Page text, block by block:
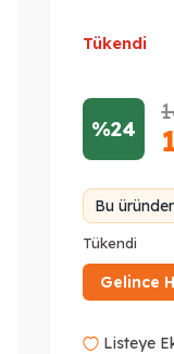
Tükendi
%24
Bu
Tükendi
Gelince
Listeye